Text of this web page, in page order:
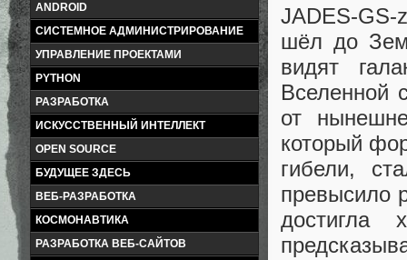
ANDROID
СИСТЕМНОЕ АДМИНИСТРИРОВАНИЕ
УПРАВЛЕНИЕ ПРОЕКТАМИ
PYTHON
РАЗРАБОТКА
ИСКУССТВЕННЫЙ ИНТЕЛЛЕКТ
OPEN SOURCE
БУДУЩЕЕ ЗДЕСЬ
ВЕБ-РАЗРАБОТКА
КОСМОНАВТИКА
РАЗРАБОТКА ВЕБ-САЙТОВ
JADES-
шёл до
видят
Вселенной
от
который
гибели,
превысило
достигла